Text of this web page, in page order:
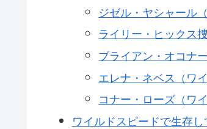
ジゼル・ヤシャール
ライリー・ヒックス
ブライアン・オコナ
エレナ・ネベス（ワ
コナー・ローズ（ワ
ワイルドスピードで生存